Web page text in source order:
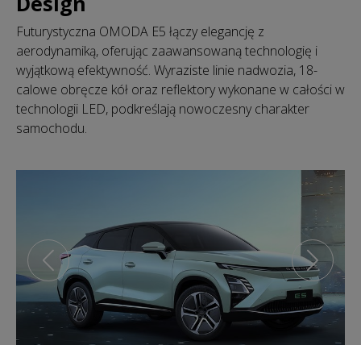
Futurystyczna OMODA E5 łączy elegancję z
aerodynamiką, oferując zaawansowaną technologię i
wyjątkową efektywność. Wyraziste linie nadwozia, 18-
calowe obręcze kół oraz reflektory wykonane w całości w
technologii LED, podkreślają nowoczesny charakter
samochodu.